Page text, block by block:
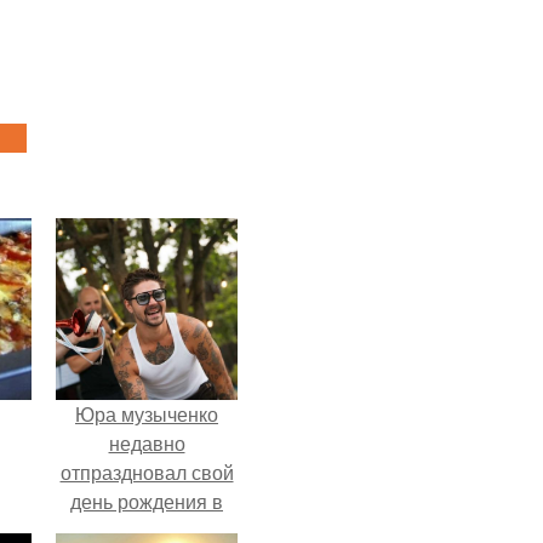
Юра музыченко
недавно
отпраздновал свой
день рождения в
кругу самых